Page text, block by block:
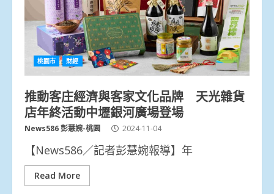
桃園市 財經
推動客庄經濟與客家文化品牌 天光雜貨
店年終活動中壢銀河廣場登場
News586 彭慧婉-桃園 2024-11-04
【News586／記者彭慧婉報導】年
Read More